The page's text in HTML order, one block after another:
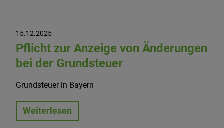
15.12.2025
Pflicht zur Anzeige von Änderungen
bei der Grundsteuer
Grundsteuer in Bayern
Weiterlesen